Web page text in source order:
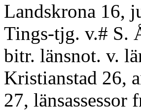
Landskrona 16,
Tings-tjg. v.# S.
bitr. länsnot. v.
Kristianstad 26,
27,